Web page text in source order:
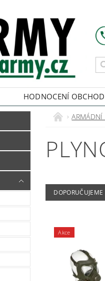
HODNOCENÍ
ARMÁDNÍ
DOPORUČUJEME
Akce